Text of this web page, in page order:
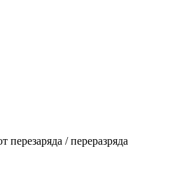
перезаряда / переразряда